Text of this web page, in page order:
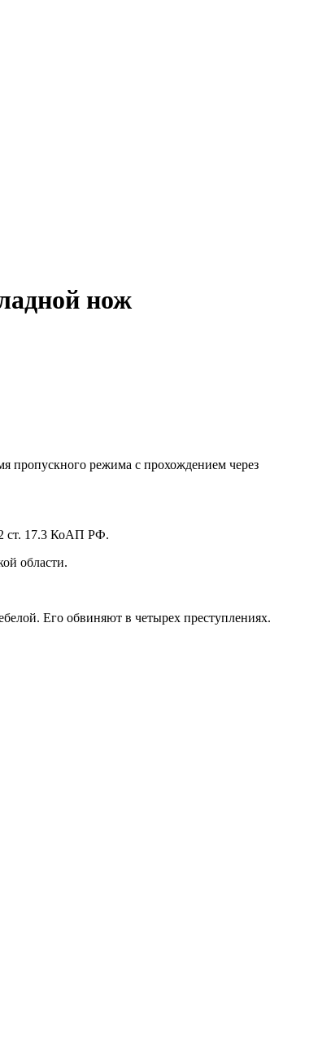
нож
пропускного режима с прохождением через
ст. 17.3 КоАП РФ.
области.
Его обвиняют в четырех преступлениях.